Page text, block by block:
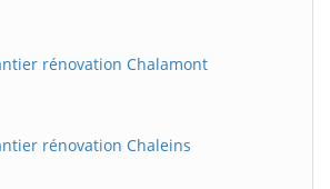
rénovation Chalamont
rénovation Chaleins